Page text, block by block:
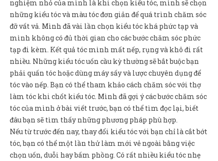
nghiệm nhỏ của mình là khi chọn kiểu tóc, mình sẽ chọn
những kiểu tóc và màu tóc đơn giản để quá trình chăm sóc
đỡ vất vả. Mình đã vài lần chọn kiểu tóc khá phức tạp và
mình không có đủ thời gian cho các bước chăm sóc phức
tạp đi kèm. Kết quả tóc mình mất nếp, rụng và khô đi rất
nhiều. Những kiểu tóc uốn cầu kỳ thường sẽ bắt buộc bạn
phải quấn tóc hoặc dùng máy sấy và lược chuyên dụng để
tóc vào nếp. Bạn có thể tham khảo cách chăm sóc với thợ
làm tóc khi chốt kiểu tóc. Mình đã gợi ý các bước chăm sóc
tóc của mình ở bài viết trước, bạn có thể tìm đọc lại, biết
đâu bạn sẽ tìm thấy những phương pháp phù hợp.
Nếu từ trước đến nay, thay đổi kiểu tóc với bạn chỉ là cắt bớt
tóc, bạn có thể một lần thử làm mới vẻ ngoài bằng việc
chọn uốn, duỗi hay bấm phồng. Có rất nhiều kiểu tóc nhẹ